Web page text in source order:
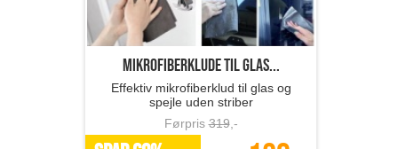
Mikrofiberklude til glas...
Effektiv mikrofiberklud til glas og
spejle uden striber
Førpris319,-